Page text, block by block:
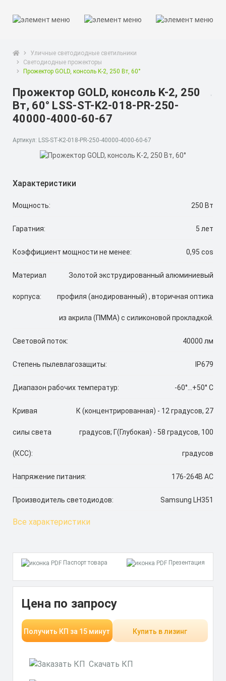
Уличные светодиодные светильники
Светодиодные прожекторы
Прожектор GOLD, консоль K-2, 250 Вт, 60°
Прожектор GOLD, консоль K-2, 250
Вт, 60° LSS-ST-K2-018-PR-250-
40000-4000-60-67
Артикул: LSS-ST-K2-018-PR-250-40000-4000-60-67
Характеристики
Мощность: 250 Вт
Гаратния: 5 лет
Коэффициент мощности не менее: 0,95 cos
Материал
корпуса:
Золотой экструдированный алюминиевый
профиля (анодированный) , вторичная оптика
из акрила (ПММА) с силиконовой прокладкой.
Световой поток: 40000 лм
Степень пылевлагозащиты: IP679
Диапазон рабочих температур: -60°...+50° С
Кривая
силы света
(КСС):
К (концентрированная) - 12 градусов, 27
градусов; Г(Глубокая) - 58 градусов, 100
градусов
Напряжение питания: 176-264В AС
Производитель светодиодов: Samsung LH351
Все характеристики
Паспорт товара Презентация
Цена по запросу
Получить КП за 15 минут Купить в лизинг
Скачать КП